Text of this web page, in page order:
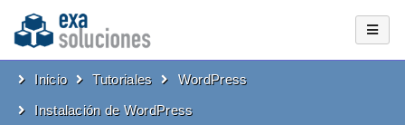
Inicio Tutoriales
WordPress
Instalación de WordPress